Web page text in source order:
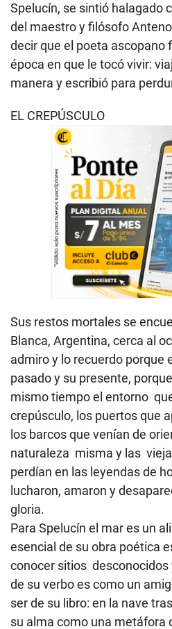
Spelucín, se sintió halagado
del maestro y filósofo
decir que el poeta ascopano
época en que le tocó vivir:
manera y escribió para
EL CREPÚSCULO
Sus restos mortales se
Blanca, Argentina, cerca al
admiro y lo recuerdo porque
pasado y su presente,
mismo tiempo el entorno
crepúsculo, los puertos que
los barcos que venían de
naturaleza misma y las
perdían en las leyendas de
lucharon, amaron y
gloria.
Para Spelucín el mar es un
esencial de su obra poética
conocer sitios
de su verbo es como un
ser de su libro: en la nave
su alma como una metáfora